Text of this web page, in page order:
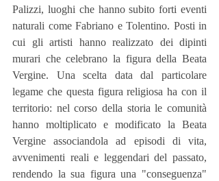
Palizzi, luoghi che hanno subito forti eventi
naturali come Fabriano e Tolentino. Posti in
cui gli artisti hanno realizzato dei dipinti
murari che celebrano la figura della Beata
Vergine. Una scelta data dal particolare
legame che questa figura religiosa ha con il
territorio: nel corso della storia le comunità
hanno moltiplicato e modificato la Beata
Vergine associandola ad episodi di vita,
avvenimenti reali e leggendari del passato,
rendendo la sua figura una "conseguenza"